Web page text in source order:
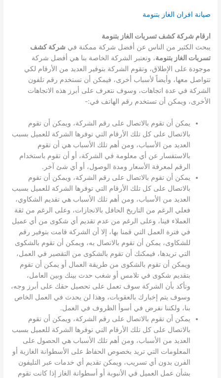
صيانة افران الغاز بتنومة
ارقام شركة كشف تسربات الغاز بتنومة
يبحث الكثير من الناس عن أفضل شركة ممكنة في شركة كشف
تسربات الغاز بتنومة، وتعتبر الشركة الخاصة بنا هي أفضل شركة
موجودة على الإطلاق، وتقوم الشركة بتوفير العديد من الأرقام لكي
تتواصل معها، وأيضاً لأسباب أخرى، فيمكن أن تستخدم رقم تلفون
الشركة في عدة اتجاهات، وسوف نتعرف على أبرز هذه الاتجاهات
الأخرى، ويمكن أن تستخدم رقم الهاتف في:-
يمكن أن تقوم بالاتصال على رقم الشركة، ويمكن أن تقوم
بالاتصال على كل تلك الأرقام التي توفرها الشركة للعميل بسبب
العديد من الأسباب، ومن أهم تلك الأسباب هي أن تقوم
بالاستفسار عن أي معلومة في الشركة، أو أن تقوم باستخدام
الرقم لمعرفة الأسعار ومدة الوصول، أو أي شئ آخر.
يمكن أن تقوم بالاتصال على رقم الشركة، ويمكن أن تقوم
بالاتصال على كل تلك الأرقام التي توفرها الشركة للعميل بسبب
العديد من الأسباب، ومن أهم تلك الأسباب هي تقديم الشكاوي،
فعلي الرغم من التاريخ الحافل بالانجازات، وعلى الرغم من ثقة
العملاء فينا، وعلى الرغم من عدم تقديم أي شكوى من أي عميل
في فترة العمل التي قمنا بها، إلا أن الشركة قامت بتوفير رقم
للشكاوى، يمكن أن تقوم بالاتصال به، ويمكن أن تقوم بالشكوى
التي تريدها، فيمكنك أن تقوم بالشكوى من التقصير في العمل،
ويمكن أن تقوم بالشكوى من طريقة العمال أو يمكن أن تقوم
بتقديم شكوى في تلامس أو شغب حدث بينك وبين العامل،
وتأكد بأن الشركة سوف تعمل على تحصيل حقك على أبرز وجه،
وسوف يتم إخبارك بالعقوبات، وهذا لن يحدث في العمل الخاص
بنا، ولكننا نفرض في أسوأ الظروف في العمل.
يمكن أن تقوم بالاتصال على رقم الشركة، ويمكن أن تقوم
بالاتصال على كل تلك الأرقام التي توفرها الشركة للعميل بسبب
العديد من الأسباب، ومن أهم تلك الأسباب هي الحصول على
المعلومات التي تريد بخصوص الحفاظ على الأسطوانة الغازية أو
الفرن بدون أي تسريب، ويمكن تقديم أي خدمات عبر التليفون
بشأن عمل العميل في الأنبوبة أو أسطوانة الغاز إذا كانت تقوم